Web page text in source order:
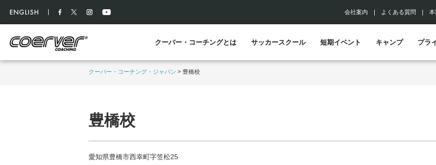
会社案内 よくある質問
クーバー・コーチングとは サッカースクール 短期イベント キャンプ プラ
クーバー・コーチング・ジャパン > 豊橋校
豊橋校
愛知県豊橋市西幸町字笠松25